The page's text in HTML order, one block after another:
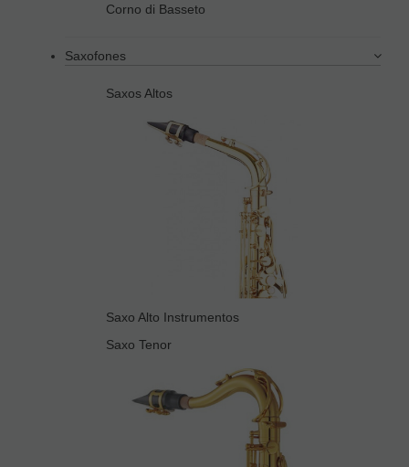
Corno di Basseto
Saxofones
Saxos Altos
Saxo Alto Instrumentos
Saxo Tenor